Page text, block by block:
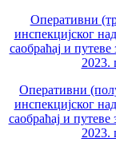
Оперативни
инспекцијског
саобраћај и
2023.
Оперативни
инспекцијског
саобраћај и путеве
2023.